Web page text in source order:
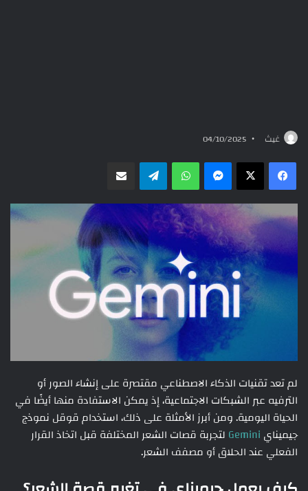
غيث 04/10/2025
ماسنجر واتسابتيلقرام
لم تعد تقنيات الذكاء الاصطناعي مقتصرة على إنشاء الصور أو
الترفيه عبر الشبكات الاجتماعية، إذ يمكن الاستفادة منها أيضًا في
الحياة اليومية. ومن أبرز الأمثلة على ذلك، استخدام قوقل نموذج
جيميناي Gemini لتجربة قصات الشعر المختلفة قبل اتخاذ القرار
الفعلي عند الحلاق أو مصفف الشعر.